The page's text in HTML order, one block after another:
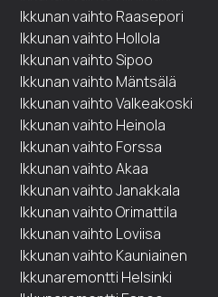
Ikkunan vaihto Raasepori
Ikkunan vaihto Hollola
Ikkunan vaihto Sipoo
Ikkunan vaihto Mäntsälä
Ikkunan vaihto Valkeakoski
Ikkunan vaihto Heinola
Ikkunan vaihto Forssa
Ikkunan vaihto Akaa
Ikkunan vaihto Janakkala
Ikkunan vaihto Orimattila
Ikkunan vaihto Loviisa
Ikkunan vaihto Kauniainen
Ikkunaremontti Helsinki